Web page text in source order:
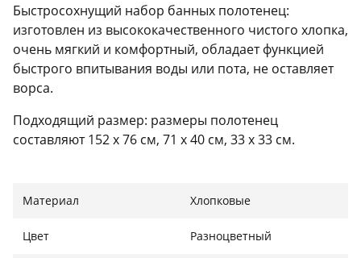
Быстросохнущий набор банных полотенец:
изготовлен из высококачественного чистого хлопка,
очень мягкий и комфортный, обладает функцией
быстрого впитывания воды или пота, не оставляет
ворса.
Подходящий размер: размеры полотенец
составляют 152 х 76 см, 71 х 40 см, 33 х 33 см.
йоги.
Изысканный дизайн узоров: полотенца выполнены
Материал Хлопковые
Цвет Разноцветный